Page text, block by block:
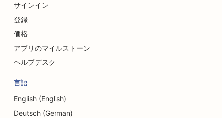
サインイン
登録
価格
アプリのマイルストーン
ヘルプデスク
言語
English (English)
Deutsch (German)